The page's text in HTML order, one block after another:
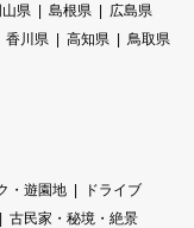
山県 島根県
広島県
香川県 高知県
鳥取県
・遊園地
ドライブ
古民家・秘境・絶景